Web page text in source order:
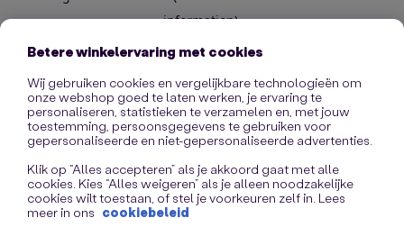
information).
Betere winkelervaring met cookies
Wij gebruiken cookies en vergelijkbare technologieën om
onze webshop goed te laten werken, je ervaring te
personaliseren, statistieken te verzamelen en, met jouw
toestemming, persoonsgegevens te gebruiken voor
gepersonaliseerde en niet-gepersonaliseerde advertenties.
Klik op “Alles accepteren” als je akkoord gaat met alle
cookies. Kies “Alles weigeren” als je alleen noodzakelijke
cookies wilt toestaan, of stel je voorkeuren zelf in. Lees
meer in ons cookiebeleid